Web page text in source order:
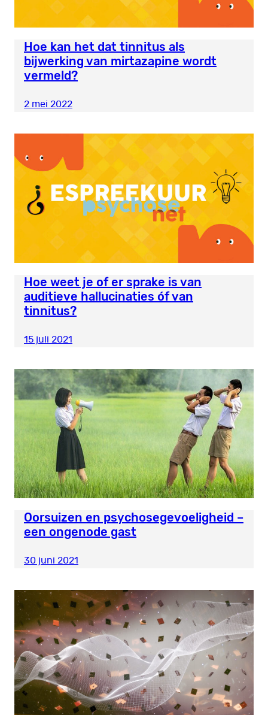
Hoe kan het dat tinnitus als
bijwerking van mirtazapine wordt
vermeld?
2 mei 2022
Hoe weet je of er sprake is van
auditieve hallucinaties óf van
tinnitus?
15 juli 2021
Oorsuizen en psychosegevoeligheid –
een ongenode gast
30 juni 2021